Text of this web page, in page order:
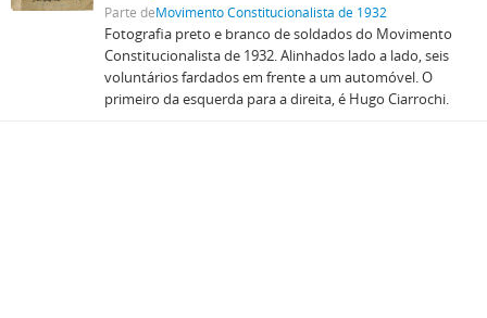
Parte deMovimento Constitucionalista de 1932
Fotografia preto e branco de soldados do Movimento
Constitucionalista de 1932. Alinhados lado a lado, seis
voluntários fardados em frente a um automóvel. O
primeiro da esquerda para a direita, é Hugo Ciarrochi.